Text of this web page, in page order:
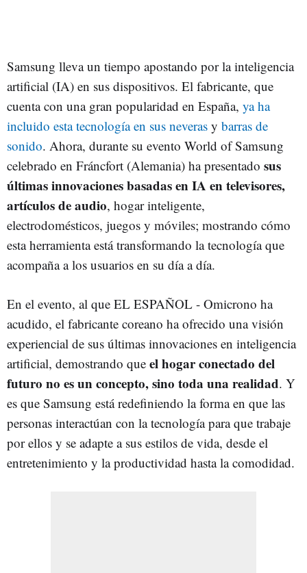
Samsung lleva un tiempo apostando por la inteligencia
artificial (IA) en sus dispositivos. El fabricante, que
cuenta con una gran popularidad en España, ya ha
incluido esta tecnología en sus neveras y barras de
sonido. Ahora, durante su evento World of Samsung
celebrado en Fráncfort (Alemania) ha presentado sus
últimas innovaciones basadas en IA en televisores,
artículos de audio, hogar inteligente,
electrodomésticos, juegos y móviles; mostrando cómo
esta herramienta está transformando la tecnología que
acompaña a los usuarios en su día a día.
En el evento, al que EL ESPAÑOL - Omicrono ha
acudido, el fabricante coreano ha ofrecido una visión
experiencial de sus últimas innovaciones en inteligencia
artificial, demostrando que el hogar conectado del
futuro no es un concepto, sino toda una realidad. Y
es que Samsung está redefiniendo la forma en que las
personas interactúan con la tecnología para que trabaje
por ellos y se adapte a sus estilos de vida, desde el
entretenimiento y la productividad hasta la comodidad.